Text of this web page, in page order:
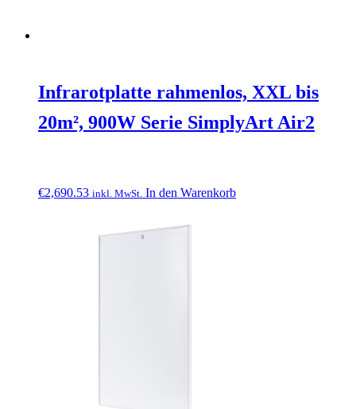
Infrarotplatte rahmenlos, XXL bis
20m², 900W Serie SimplyArt Air2
€2,690.53 inkl. MwSt. In den Warenkorb